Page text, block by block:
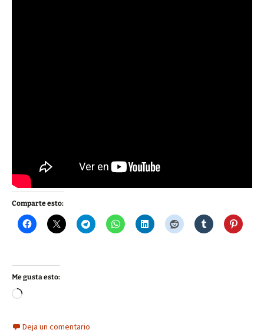
Comparte esto:
Me gusta esto:
Cargando...
Deja un comentario